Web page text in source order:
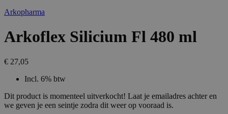
Arkopharma
Arkoflex Silicium Fl 480 ml
€ 27,05
Incl. 6% btw
Dit product is momenteel uitverkocht! Laat je emailadres achter en
we geven je een seintje zodra dit weer op vooraad is.